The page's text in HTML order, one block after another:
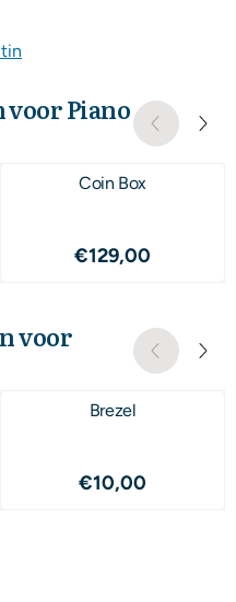
voorPiano
Coin Box
Prijs: 129,00
€129,00
voor
Brezel
Prijs: 10,00
€10,00